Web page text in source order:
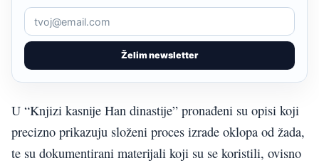
Želim newsletter
U “Knjizi kasnije Han dinastije” pronađeni su opisi koji
precizno prikazuju složeni proces izrade oklopa od žada,
te su dokumentirani materijali koji su se koristili, ovisno